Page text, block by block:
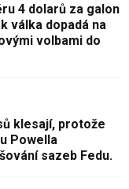
4 dolarů za galon
válka dopadá na
volbami do
klesají, protože
Powella
sazeb Fedu.